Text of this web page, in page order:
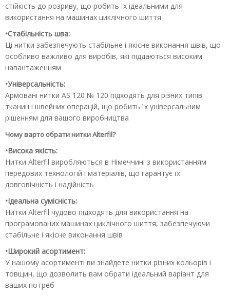
стійкість до розриву, що робить їх ідеальними для
використання на машинах циклічного шиття
•Стабільність шва:
Ці нитки забезпечують стабільне і якісне виконання швів, що
особливо важливо для виробів, які піддаються високим
навантаженням
•Універсальність:
Армовані нитки AS 120 № 120 підходять для різних типів
тканин і швейних операцій, що робить їх універсальним
рішенням для вашого виробництва
Чому варто обрати нитки Alterfil?
•Висока якість:
Нитки Alterfil виробляються в Німеччині з використанням
передових технологій і матеріалів, що гарантує їх
довговічність і надійність
•Ідеальна сумісність:
Нитки Alterfil чудово підходять для використання на
програмованих машинах циклічного шиття, забезпечуючи
стабільне і якісне виконання швів
•Широкий асортимент:
У нашому асортименті ви знайдете нитки різних кольорів і
товщин, що дозволить вам обрати ідеальний варіант для
ваших потреб